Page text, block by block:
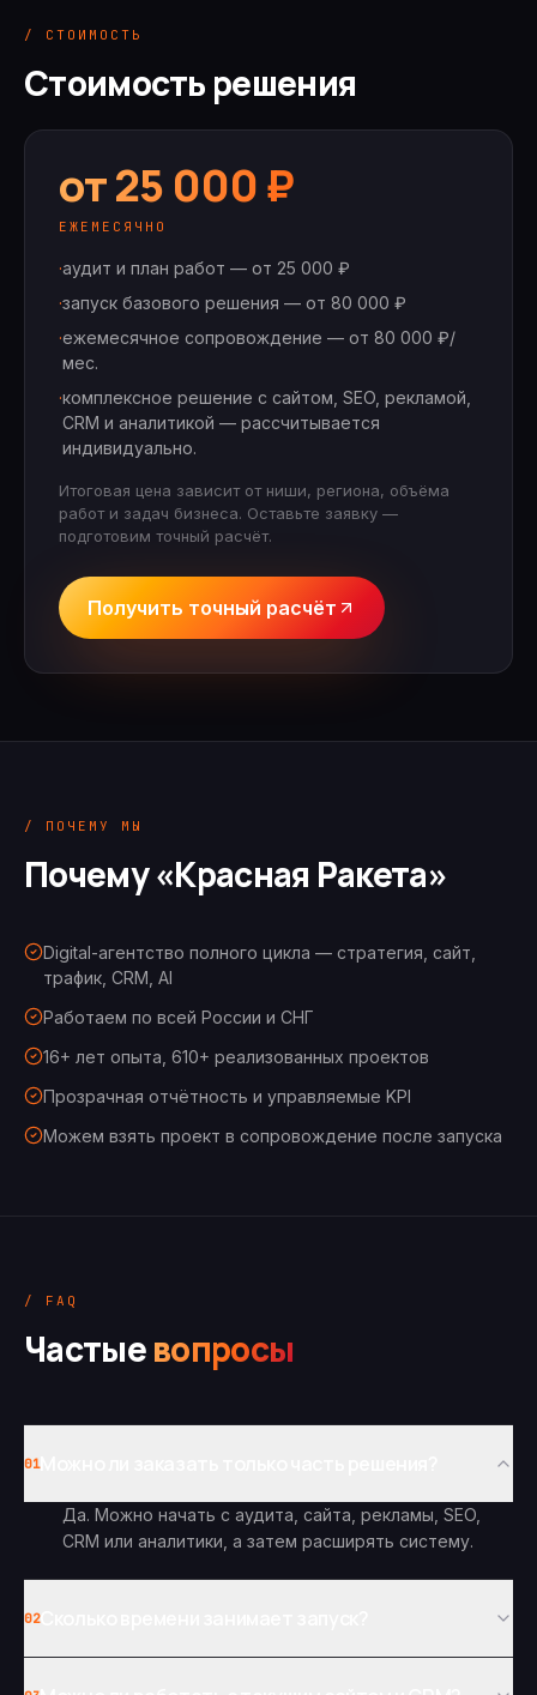
/ СТОИМОСТЬ
Стоимость решения
от 25 000 ₽
ЕЖЕМЕСЯЧНО
·аудит и план работ — от 25 000 ₽
·запуск базового решения — от 80 000 ₽
·ежемесячное сопровождение — от 80 000 ₽/
мес.
·комплексное решение с сайтом, SEO, рекламой,
CRM и аналитикой — рассчитывается
индивидуально.
Итоговая цена зависит от ниши, региона, объёма
работ и задач бизнеса. Оставьте заявку —
подготовим точный расчёт.
Получить точный расчёт
/ ПОЧЕМУ МЫ
Почему «Красная Ракета»
Digital-агентство полного цикла — стратегия, сайт,
трафик, CRM, AI
Работаем по всей России и СНГ
16+ лет опыта, 610+ реализованных проектов
Прозрачная отчётность и управляемые KPI
Можем взять проект в сопровождение после запуска
/ FAQ
Частыевопросы
01Можно ли заказать только часть решения?
Да. Можно начать с аудита, сайта, рекламы, SEO,
CRM или аналитики, а затем расширять систему.
02Сколько времени занимает запуск?